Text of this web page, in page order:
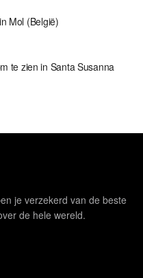
Mol (België)
te zien in Santa Susanna
je verzekerd van de beste
de hele wereld.